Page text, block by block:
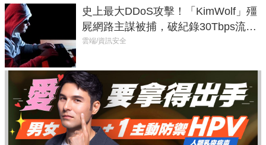
史上最大DDoS攻擊！「KimWolf」殭
屍網路主謀被捕，破紀錄30Tbps流量
癱瘓全球！
雲端/資訊安全